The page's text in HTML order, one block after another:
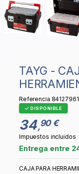
TAYG - CAJA PARA
Referencia
DISPONIBLE
34 ,90 €
Impuestos incluidos
Entrega entre
CAJA PARA